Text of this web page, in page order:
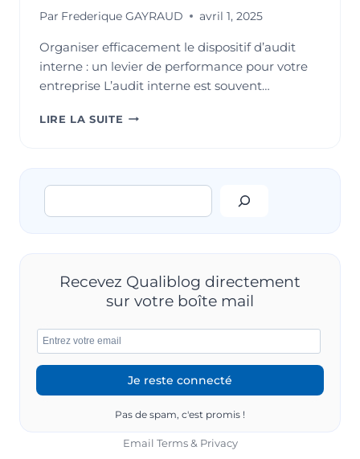
Par Frederique GAYRAUD avril 1, 2025
Organiser efficacement le dispositif d’audit
interne : un levier de performance pour votre
entreprise L’audit interne est souvent…
LIRE LA SUITE ORGANISER
PERFORMANCE
POUR
VOTRE
Rechercher
Recevez Qualiblog directement
sur votre boîte mail
Pas de spam, c'est promis !
Email Terms& Privacy